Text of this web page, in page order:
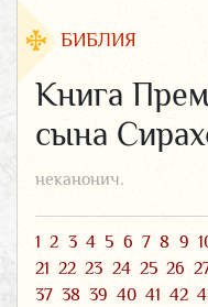
БИБЛИЯ
Книга
сына
неканонич.
1 2 3 4 5 6 7 8 9
21 22 23 24 25 26
37 38 39 40 41 42